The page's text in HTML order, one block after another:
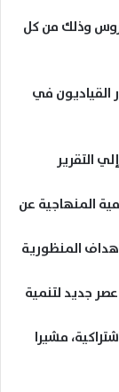
وذلك من كل
القياديون في
التقرير
المنهاجية عن
المنظورية
جديد لتنمية
مشيرا